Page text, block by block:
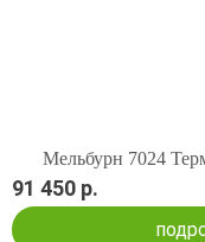
Мельбурн 7024
91 450 р.